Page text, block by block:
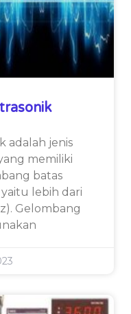
adalah jenis
memiliki
batas
lebih dari
Gelombang